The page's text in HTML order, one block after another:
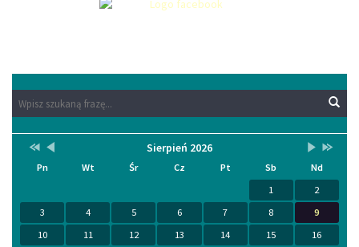
Wyszukiwarka
Wyszukaj
Kalendarium Lista
wydarzeń
Sierpień 2026Brak
PrzestawPrzestaw
na
Przestaw
na
Wrzesień
2026
na
Sierpień
2027
Pn Wt Śr Cz Pt Sb
Nd
1
2
3
4 5 6 7 8
9
10
11 12 13 14 15
16